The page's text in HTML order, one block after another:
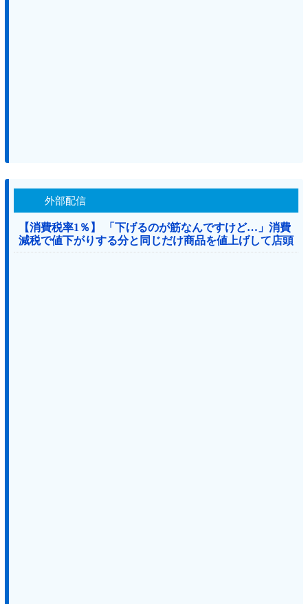
外部配信
【消費税率1％】 「下げるのが筋なんですけど…」消費
減税で値下がりする分と同じだけ商品を値上げして店頭
価格を変えない店も